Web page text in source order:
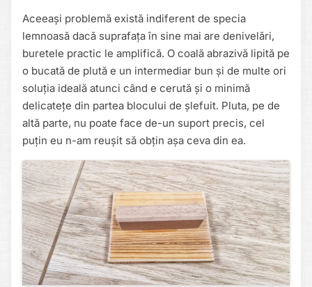
Aceeași problemă există indiferent de specia
lemnoasă dacă suprafața în sine mai are denivelări,
buretele practic le amplifică. O coală abrazivă lipită pe
o bucată de plută e un intermediar bun și de multe ori
soluția ideală atunci când e cerută și o minimă
delicatețe din partea blocului de șlefuit. Pluta, pe de
altă parte, nu poate face de-un suport precis, cel
puțin eu n-am reușit să obțin așa ceva din ea.